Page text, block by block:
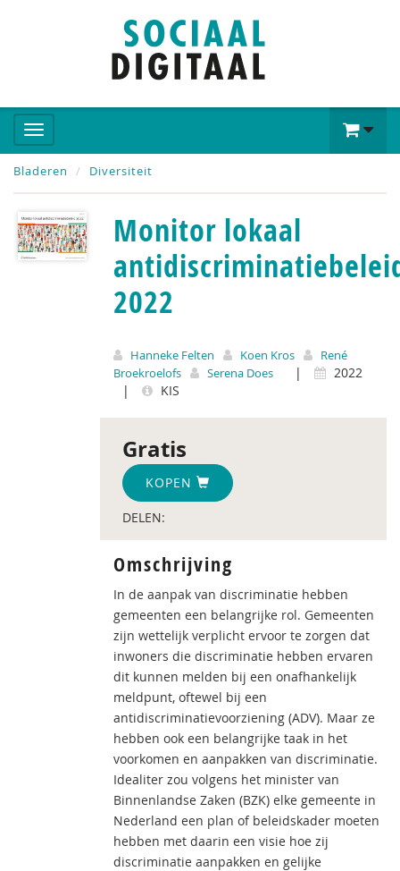
Bladeren Diversiteit
Monitor lokaal
2022
Hanneke Felten Koen Kros
René
Broekroelofs
Serena Does |
2022
|
KIS
Gratis
KOPEN
DELEN:
Omschrijving
In de aanpak van discriminatie hebben
gemeenten een belangrijke rol. Gemeenten
zijn wettelijk verplicht ervoor te zorgen dat
inwoners die discriminatie hebben ervaren
dit kunnen melden bij een onafhankelijk
meldpunt, oftewel bij een
antidiscriminatievoorziening (ADV). Maar ze
hebben ook een belangrijke taak in het
voorkomen en aanpakken van discriminatie.
Idealiter zou volgens het minister van
Binnenlandse Zaken (BZK) elke gemeente in
Nederland een plan of beleidskader moeten
hebben met daarin een visie hoe zij
discriminatie aanpakken en gelijke